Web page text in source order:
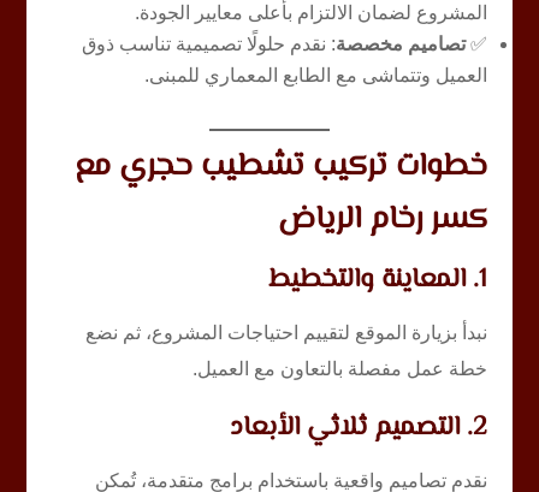
المشروع لضمان الالتزام بأعلى معايير الجودة.
✅تصاميم مخصصة: نقدم حلولًا تصميمية تناسب ذوق
العميل وتتماشى مع الطابع المعماري للمبنى.
خطوات تركيب تشطيب حجري مع
كسر رخام الرياض
1. المعاينة والتخطيط
نبدأ بزيارة الموقع لتقييم احتياجات المشروع، ثم نضع
خطة عمل مفصلة بالتعاون مع العميل.
2. التصميم ثلاثي الأبعاد
نقدم تصاميم واقعية باستخدام برامج متقدمة، تُمكن